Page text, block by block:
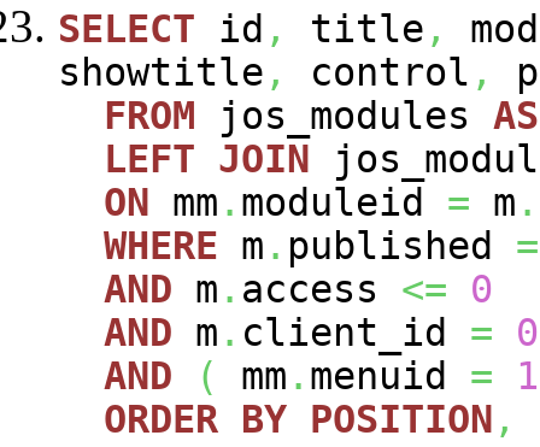
SELECT id , title ,
showtitle , control ,
FROM jos_modules AS
LEFT JOIN
ON mm . moduleid = m .
WHERE m . published =
AND m . access <=
0
AND m . client_id =
0
AND
( mm . menuid =
ORDER BY POSITION ,